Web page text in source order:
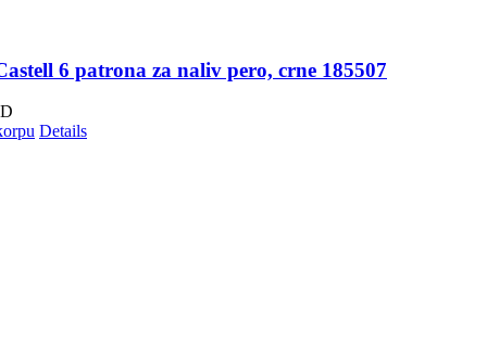
6 patrona za naliv pero, crne 185507
Details